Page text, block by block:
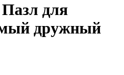
для
дружный